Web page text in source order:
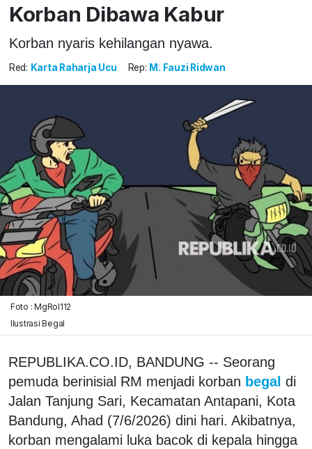
Korban Dibawa Kabur
Korban nyaris kehilangan nyawa.
Red: Karta Raharja Ucu Rep: M. Fauzi Ridwan
Foto : MgRol112
Ilustrasi Begal
REPUBLIKA.CO.ID, BANDUNG -- Seorang
pemuda berinisial RM menjadi korban begal di
Jalan Tanjung Sari, Kecamatan Antapani, Kota
Bandung, Ahad (7/6/2026) dini hari. Akibatnya,
korban mengalami luka bacok di kepala hingga